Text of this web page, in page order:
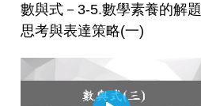
數與式－3-5.數學素養的解題
思考與表達策略(一)